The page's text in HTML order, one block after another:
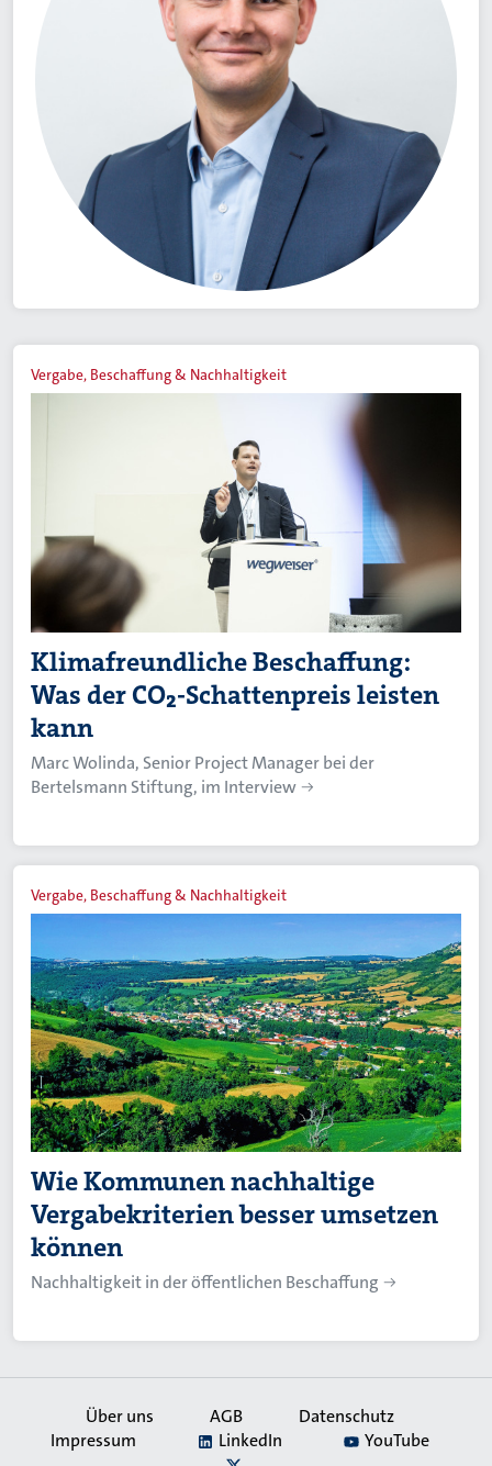
Vergabe, Beschaffung & Nachhaltigkeit
Klimafreundliche Beschaffung:
Was der CO₂-Schattenpreis leisten
kann
Marc Wolinda, Senior Project Manager bei der
Bertelsmann Stiftung, im Interview
Vergabe, Beschaffung & Nachhaltigkeit
Wie Kommunen nachhaltige
Vergabekriterien besser umsetzen
können
Nachhaltigkeit in der öffentlichen Beschaffung
Secondary
Über uns AGB
Datenschutz
Impressum
LinkedIn
YouTube